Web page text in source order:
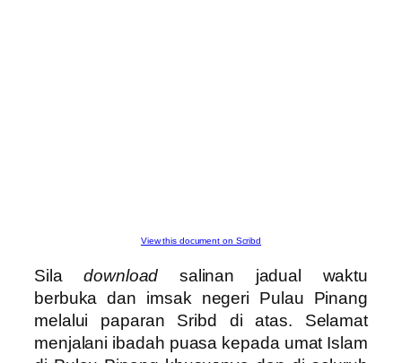
View this document on Scribd
Siladownload salinan jadual waktu
berbuka dan imsak negeri Pulau Pinang
melalui paparan Sribd di atas. Selamat
menjalani ibadah puasa kepada umat Islam